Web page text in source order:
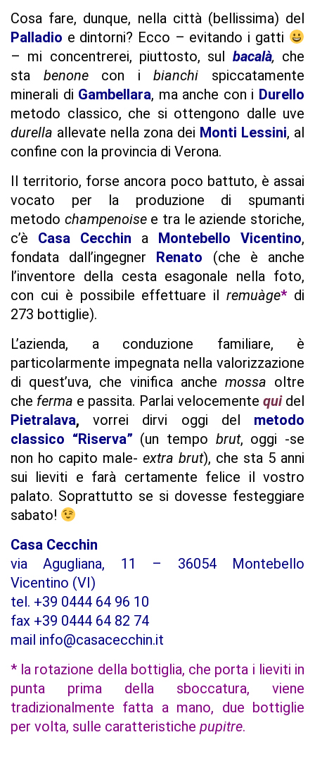
Cosa fare, dunque, nella città (bellissima) del
Palladio e dintorni? Ecco – evitando i gatti
– mi concentrerei, piuttosto, sul bacalà, che
sta benone con ibianchi spiccatamente
minerali di Gambellara, ma anche con i Durello
metodo classico, che si ottengono dalle uve
durella allevate nella zona dei Monti Lessini, al
confine con la provincia di Verona.
Il territorio, forse ancora poco battuto, è assai
vocato per la produzione di spumanti
metodo champenoise e tra le aziende storiche,
c’è Casa Cecchin a Montebello Vicentino,
fondata dall’ingegner Renato (che è anche
l’inventore della cesta esagonale nella foto,
con cui è possibile effettuare ilremuàge*di
273 bottiglie).
L’azienda, a conduzione familiare, è
particolarmente impegnata nella valorizzazione
di quest’uva, che vinifica anche mossa oltre
che ferma e passita. Parlai velocemente qui del
Pietralava, vorrei dirvi oggi del metodo
classico “Riserva” (un tempo brut, oggi -se
non ho capito male- extra brut), che sta 5 anni
sui lieviti e farà certamente felice il vostro
palato. Soprattutto se si dovesse festeggiare
sabato!
Casa Cecchin
via Agugliana, 11 – 36054 Montebello
Vicentino (VI)
tel. +39 0444 64 96 10
fax +39 0444 64 82 74
mail info@casacecchin.it
* la rotazione della bottiglia, che porta i lieviti in
punta prima della sboccatura, viene
tradizionalmente fatta a mano, due bottiglie
per volta, sulle caratteristiche pupitre.